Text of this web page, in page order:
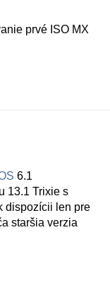
prvé ISO MX
6.1
13.1 Trixie s
dispozícii len pre
staršia verzia